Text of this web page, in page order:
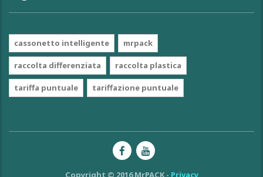
cassonetto intelligente mrpack
raccolta differenziata raccolta plastica
tariffa puntuale tariffazione puntuale
Copyright © 2016 MrPACK - Privacy